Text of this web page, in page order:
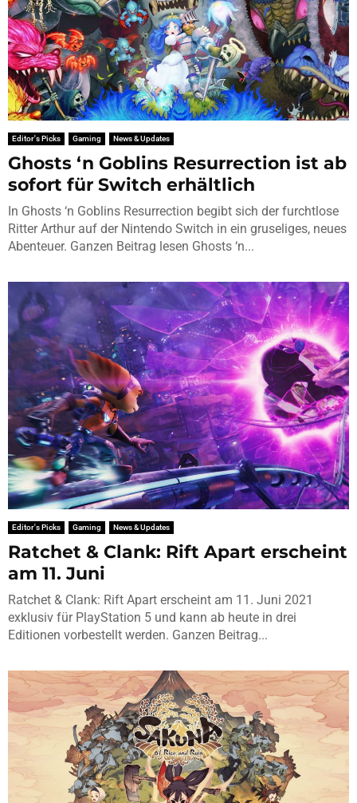
Editor's Picks Gaming News & Updates
Ghosts ‘n Goblins Resurrection ist ab
sofort für Switch erhältlich
In Ghosts ‘n Goblins Resurrection begibt sich der furchtlose
Ritter Arthur auf der Nintendo Switch in ein gruseliges, neues
Abenteuer. Ganzen Beitrag lesen Ghosts ‘n...
Editor's Picks Gaming News & Updates
Ratchet & Clank: Rift Apart erscheint
am 11. Juni
Ratchet & Clank: Rift Apart erscheint am 11. Juni 2021
exklusiv für PlayStation 5 und kann ab heute in drei
Editionen vorbestellt werden. Ganzen Beitrag...